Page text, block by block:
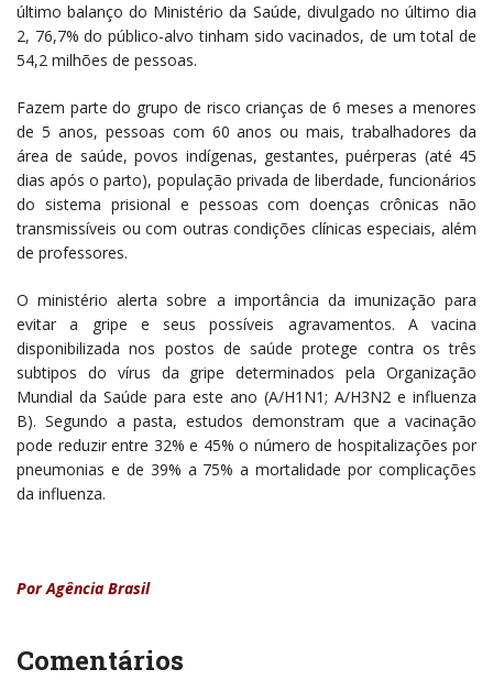
último balanço do Ministério da Saúde, divulgado no último dia
2, 76,7% do público-alvo tinham sido vacinados, de um total de
54,2 milhões de pessoas.
Fazem parte do grupo de risco crianças de 6 meses a menores
de 5 anos, pessoas com 60 anos ou mais, trabalhadores da
área de saúde, povos indígenas, gestantes, puérperas (até 45
dias após o parto), população privada de liberdade, funcionários
do sistema prisional e pessoas com doenças crônicas não
transmissíveis ou com outras condições clínicas especiais, além
de professores.
O ministério alerta sobre a importância da imunização para
evitar a gripe e seus possíveis agravamentos. A vacina
disponibilizada nos postos de saúde protege contra os três
subtipos do vírus da gripe determinados pela Organização
Mundial da Saúde para este ano (A/H1N1; A/H3N2 e influenza
B). Segundo a pasta, estudos demonstram que a vacinação
pode reduzir entre 32% e 45% o número de hospitalizações por
pneumonias e de 39% a 75% a mortalidade por complicações
da influenza.
Por Agência Brasil
Comentários